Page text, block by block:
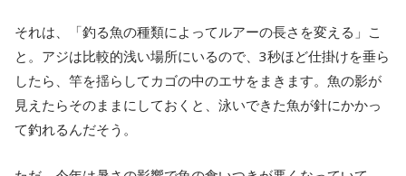
それは、「釣る魚の種類によってルアーの長さを変える」こ
と。アジは比較的浅い場所にいるので、3秒ほど仕掛けを垂ら
したら、竿を揺らしてカゴの中のエサをまきます。魚の影が
見えたらそのままにしておくと、泳いできた魚が針にかかっ
て釣れるんだそう。